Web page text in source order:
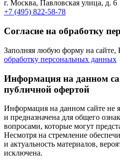
г. Москва, Павловская улица, д. 6
+7 (495) 822-58-78
Согласие на обработку
Заполняя любую форму на сайте,
обработку персональных данных
Информация на данном
публичной офертой
Информация на данном сайте не
и предназначена для общего
вопросами, которые могут
Несмотря на стремление
и актуальность материалов,
исключена.